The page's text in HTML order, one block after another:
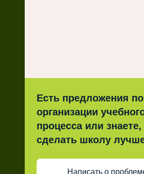
Есть предложения по
организации
процесса или знаете,
сделать школу
Написать о